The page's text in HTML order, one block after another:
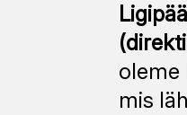
oleme
mis